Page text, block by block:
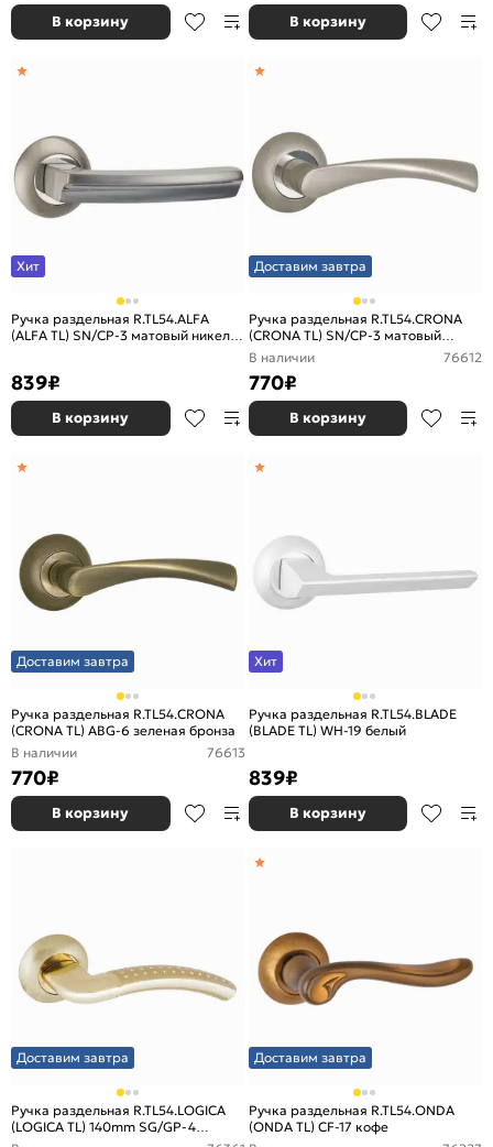
В корзину В корзину
Хит
Ручка раздельная R.TL54.ALFA
(ALFA TL) SN/CP-3 матовый никель/
839₽
В корзину
Доставим завтра
Ручка раздельная R.TL54.CRONA
(CRONA TL) SN/CP-3 матовый
никель/хром
В наличии 76612
770₽
В корзину
Доставим завтра
Ручка раздельная R.TL54.CRONA
(CRONA TL) ABG-6 зеленая бронза
В наличии
76613
770₽
В корзину
Хит
Ручка раздельная R.TL54.BLADE
(BLADE TL) WH-19 белый
839₽
В корзину
Доставим завтра
Ручка раздельная R.TL54.LOGICA
(LOGICA TL) 140mm SG/GP-4
золото/золото
Доставим завтра
Ручка раздельная R.TL54.ONDA
(ONDA TL) CF-17 кофе